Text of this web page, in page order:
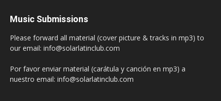
Music Submissions
Please forward all material (cover picture & tracks in mp3) to
our email: info@solarlatinclub.com
Por favor enviar material (carátula y canción en mp3) a
nuestro email: info@solarlatinclub.com